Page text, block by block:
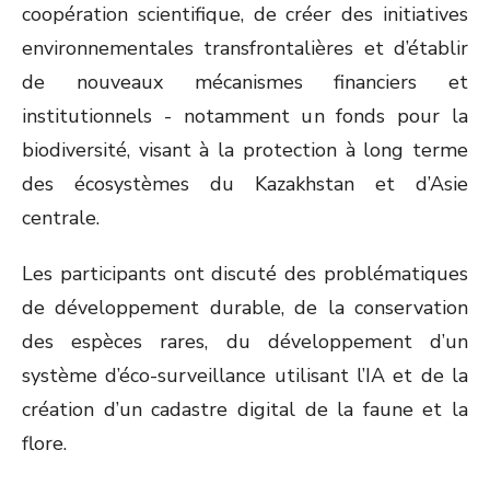
coopération scientifique, de créer des initiatives
environnementales transfrontalières et d’établir
de nouveaux mécanismes financiers et
institutionnels - notamment un fonds pour la
biodiversité, visant à la protection à long terme
des écosystèmes du Kazakhstan et d’Asie
centrale.
Les participants ont discuté des problématiques
de développement durable, de la conservation
des espèces rares, du développement d’un
système d’éco-surveillance utilisant l’IA et de la
création d’un cadastre digital de la faune et la
flore.